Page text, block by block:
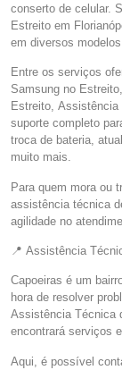
conserto de celular.
Estreito em
em diversos modelos
Entre os serviços
Samsung no
Estreito,
suporte completo
troca de bateria,
muito mais.
Para quem mora ou
assistência técnica
agilidade no
📍 Assistência
Capoeiras é um
hora de resolver
Assistência Técnica
encontrará serviços
Aqui, é possível